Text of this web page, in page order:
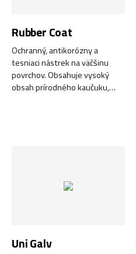
Rubber Coat
Ochranný, antikorózny a
tesniaci nástrek na väčšinu
povrchov. Obsahuje vysoký
obsah prírodného kaučuku,
Uni Galv